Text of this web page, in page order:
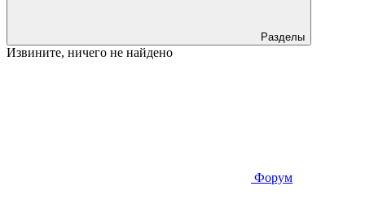
Разделы
Извините, ничего не найдено
Форум